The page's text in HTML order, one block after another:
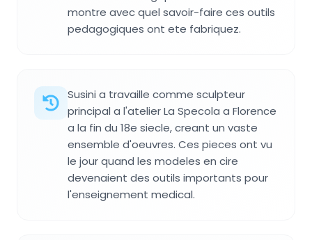
montre avec quel savoir-faire ces outils
pedagogiques ont ete fabriquez.
Susini a travaille comme sculpteur
principal a l'atelier La Specola a Florence
a la fin du 18e siecle, creant un vaste
ensemble d'oeuvres. Ces pieces ont vu
le jour quand les modeles en cire
devenaient des outils importants pour
l'enseignement medical.